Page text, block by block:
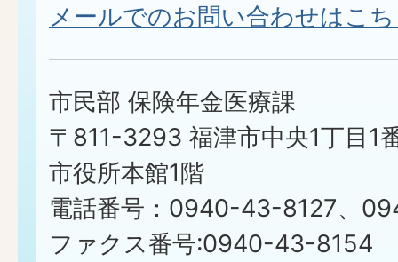
メールでのお問い合わせはこ
市民部 保険年金医療課
〒811-3293 福津市中央1丁目1
市役所本館1階
電話番号：0940-43-8127、
ファクス番号:0940-43-8154